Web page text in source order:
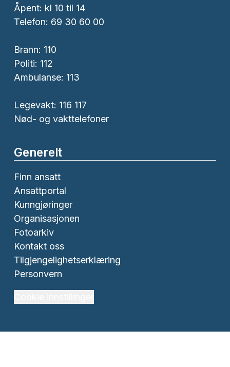
Åpent: kl 10 til 14
Telefon: 69 30 60 00
Brann: 110
Politi: 112
Ambulanse: 113
Legevakt: 116 117
Nød- og vakttelefoner
Generelt
Finn ansatt
Ansattportal
Kunngjøringer
Organisasjonen
Fotoarkiv
Kontakt oss
Tilgjengelighetserklæring
Personvern